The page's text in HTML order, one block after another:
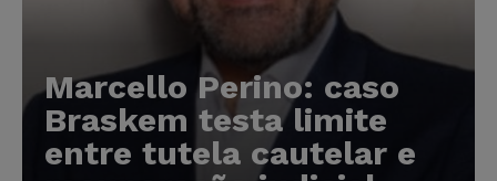
Marcello Perino: caso
Braskem testa limite
entre tutela cautelar e